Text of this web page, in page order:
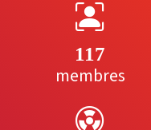
117
membres